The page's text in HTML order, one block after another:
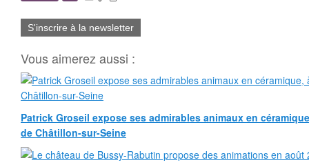
S'inscrire à la newsletter
Vous aimerez aussi :
Patrick Groseil expose ses admirables animaux en
de Châtillon-sur-Seine